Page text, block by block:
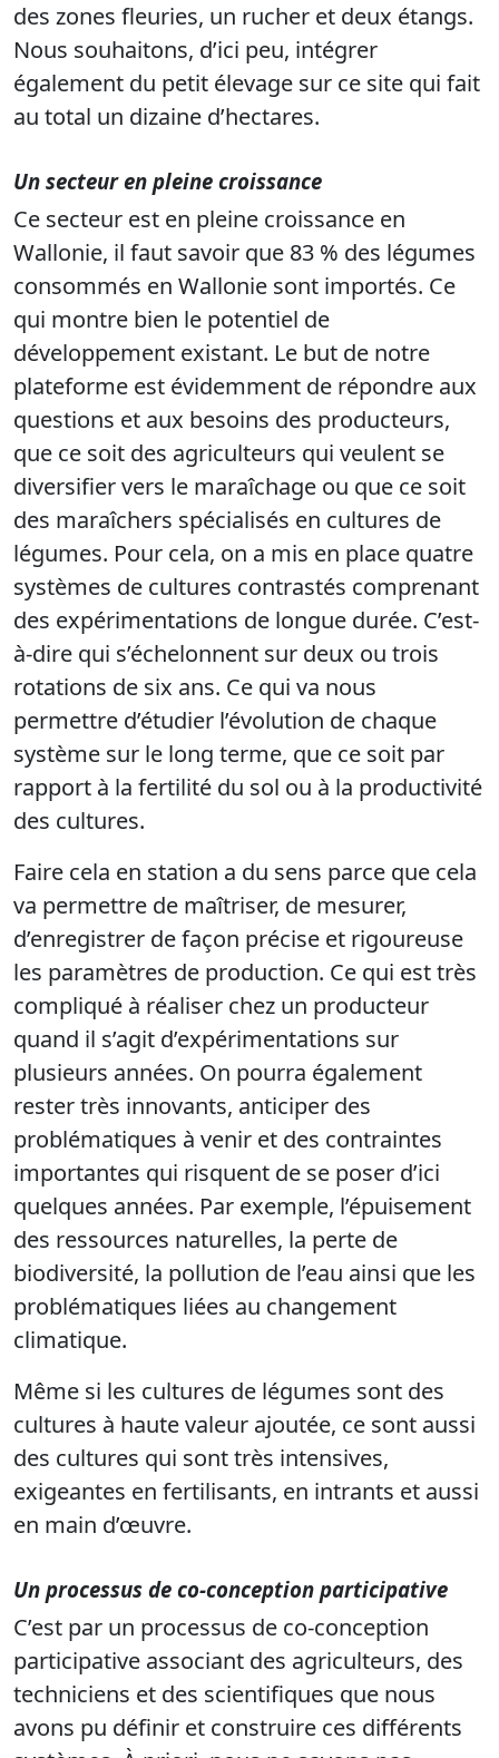
des zones fleuries, un rucher et deux étangs.
Nous souhaitons, d’ici peu, intégrer
également du petit élevage sur ce site qui fait
au total un dizaine d’hectares.
Un secteur en pleine croissance
Ce secteur est en pleine croissance en
Wallonie, il faut savoir que 83 % des légumes
consommés en Wallonie sont importés. Ce
qui montre bien le potentiel de
développement existant. Le but de notre
plateforme est évidemment de répondre aux
questions et aux besoins des producteurs,
que ce soit des agriculteurs qui veulent se
diversifier vers le maraîchage ou que ce soit
des maraîchers spécialisés en cultures de
légumes. Pour cela, on a mis en place quatre
systèmes de cultures contrastés comprenant
des expérimentations de longue durée. C’est-
à-dire qui s’échelonnent sur deux ou trois
rotations de six ans. Ce qui va nous
permettre d’étudier l’évolution de chaque
système sur le long terme, que ce soit par
rapport à la fertilité du sol ou à la productivité
des cultures.
Faire cela en station a du sens parce que cela
va permettre de maîtriser, de mesurer,
d’enregistrer de façon précise et rigoureuse
les paramètres de production. Ce qui est très
compliqué à réaliser chez un producteur
quand il s’agit d’expérimentations sur
plusieurs années. On pourra également
rester très innovants, anticiper des
problématiques à venir et des contraintes
importantes qui risquent de se poser d’ici
quelques années. Par exemple, l’épuisement
des ressources naturelles, la perte de
biodiversité, la pollution de l’eau ainsi que les
problématiques liées au changement
climatique.
Même si les cultures de légumes sont des
cultures à haute valeur ajoutée, ce sont aussi
des cultures qui sont très intensives,
exigeantes en fertilisants, en intrants et aussi
en main d’œuvre.
Un processus de co-conception participative
C’est par un processus de co-conception
participative associant des agriculteurs, des
techniciens et des scientifiques que nous
avons pu définir et construire ces différents